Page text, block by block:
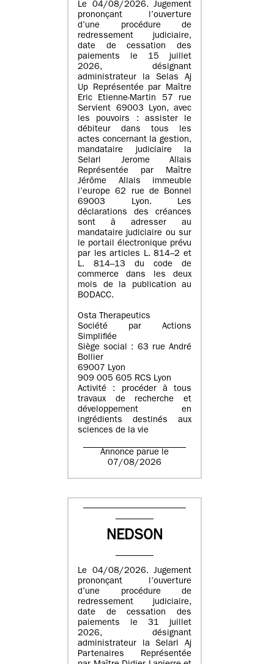
Le 04/08/2026. Jugement
prononçant l’ouverture
d’une procédure de
redressement judiciaire,
date de cessation des
paiements le 15 juillet
2026, désignant
administrateur la Selas Aj
Up Représentée par Maître
Eric Etienne-Martin 57 rue
Servient 69003 Lyon, avec
les pouvoirs : assister le
débiteur dans tous les
actes concernant la gestion,
mandataire judiciaire la
Selarl Jerome Allais
Représentée par Maître
Jérôme Allais immeuble
l’europe 62 rue de Bonnel
69003 Lyon. Les
déclarations des créances
sont à adresser au
mandataire judiciaire ou sur
le portail électronique prévu
par les articles L. 814–2 et
L. 814–13 du code de
commerce dans les deux
mois de la publication au
BODACC.
Osta Therapeutics
Société par Actions
Simplifiée
Siège social : 63 rue André
Bollier
69007 Lyon
909 005 605 RCS Lyon
Activité : procéder à tous
travaux de recherche et
développement en
ingrédients destinés aux
sciences de la vie
Annonce parue le
07/08/2026
NEDSON
Le 04/08/2026. Jugement
prononçant l’ouverture
d’une procédure de
redressement judiciaire,
date de cessation des
paiements le 31 juillet
2026, désignant
administrateur la Selarl Aj
Partenaires Représentée